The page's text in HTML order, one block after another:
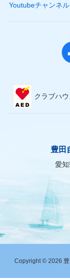
Youtubeチャンネル
クラブハ
豊田
愛
Copyright © 2026 豊